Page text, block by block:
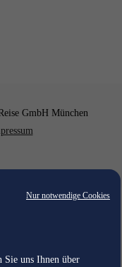
Nur notwendige Cookies
uns Ihnen über
GmbH München